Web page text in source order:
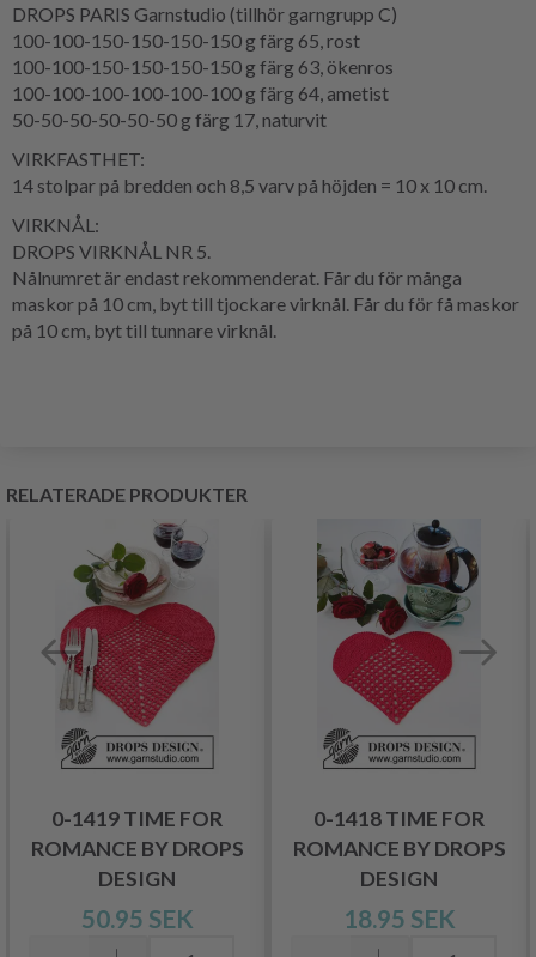
DROPS PARIS Garnstudio (tillhör garngrupp C)
100-100-150-150-150-150 g färg 65, rost
100-100-150-150-150-150 g färg 63, ökenros
100-100-100-100-100-100 g färg 64, ametist
50-50-50-50-50-50 g färg 17, naturvit
VIRKFASTHET:
14 stolpar på bredden och 8,5 varv på höjden = 10 x 10 cm.
VIRKNÅL:
DROPS VIRKNÅL NR 5.
Nålnumret är endast rekommenderat. Får du för många
maskor på 10 cm, byt till tjockare virknål. Får du för få maskor
på 10 cm, byt till tunnare virknål.
RELATERADE PRODUKTER
0-1419 TIME FOR
ROMANCE BY DROPS
DESIGN
50.95 SEK
0-1418 TIME FOR
ROMANCE BY DROPS
DESIGN
18.95 SEK